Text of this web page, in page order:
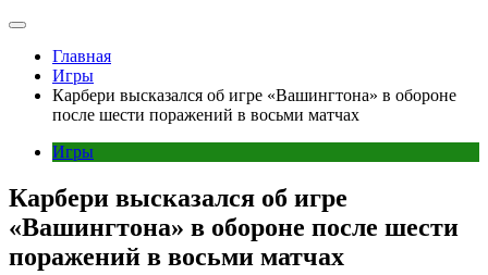
Главная
Игры
Карбери высказался об игре «Вашингтона» в обороне
после шести поражений в восьми матчах
Игры
Карбери высказался об игре
«Вашингтона» в обороне после шести
поражений в восьми матчах